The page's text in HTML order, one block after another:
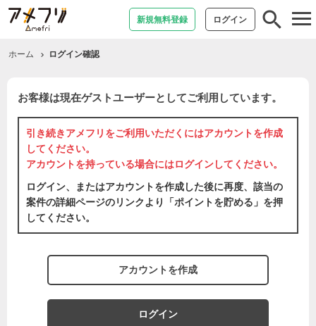
新規無料登録 ログイン
ホーム ログイン確認
お客様は現在ゲストユーザーとしてご利用しています。
引き続きアメフリをご利用いただくにはアカウントを作成
してください。
アカウントを持っている場合にはログインしてください。
ログイン、またはアカウントを作成した後に再度、該当の
案件の詳細ページのリンクより「ポイントを貯める」を押
してください。
アカウントを作成
ログイン